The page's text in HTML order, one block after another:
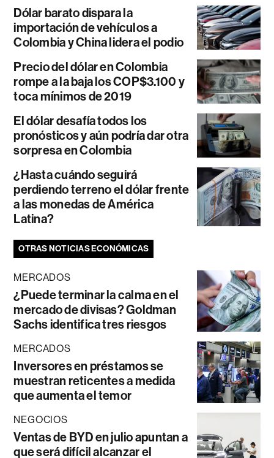
Dólar barato dispara la
importación de vehículos a
Colombia y China lidera el podio
Precio del dólar en Colombia
rompe a la baja los COP$3.100 y
toca mínimos de 2019
El dólar desafía todos los
pronósticos y aún podría dar otra
sorpresa en Colombia
¿Hasta cuándo seguirá
perdiendo terreno el dólar frente
a las monedas de América
Latina?
OTRAS NOTICIAS ECONÓMICAS
MERCADOS
¿Puede terminar la calma en el
mercado de divisas? Goldman
Sachs identifica tres riesgos
MERCADOS
Inversores en préstamos se
muestran reticentes a medida
que aumenta el temor
NEGOCIOS
Ventas de BYD en julio apuntan a
que será difícil alcanzar el